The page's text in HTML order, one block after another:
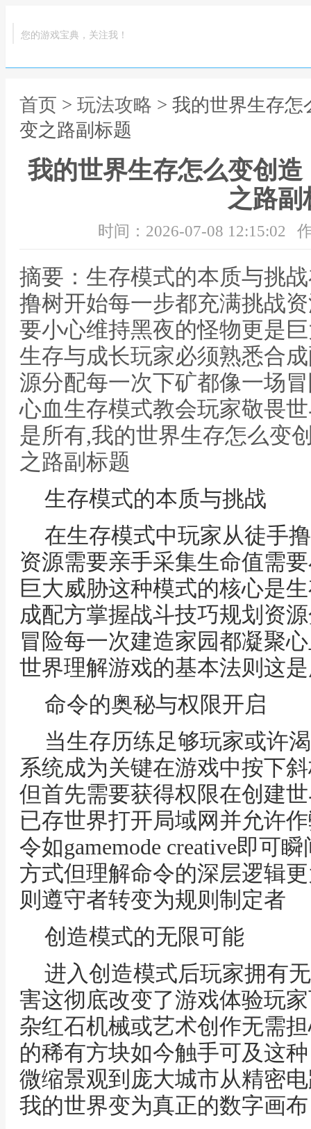
您的游戏宝典，关注我！
首页 > 玩法攻略 > 我的世界生存
变之路副标题
我的世界生存怎么变创
之路副
时间：2026-07-08 12:15:02
摘要：生存模式的本质与挑
撸树开始每一步都充满挑战
要小心维持黑夜的怪物更是
生存与成长玩家必须熟悉合
源分配每一次下矿都像一场
心血生存模式教会玩家敬畏
是所有,我的世界生存怎么变
之路副标题
生存模式的本质与挑战
在生存模式中玩家从徒手
资源需要亲手采集生命值需
巨大威胁这种模式的核心是
成配方掌握战斗技巧规划资
冒险每一次建造家园都凝聚
世界理解游戏的基本法则这
命令的奥秘与权限开启
当生存历练足够玩家或许
系统成为关键在游戏中按下
但首先需要获得权限在创建
已存世界打开局域网并允许
令如gamemode creative即可
方式但理解命令的深层逻辑
则遵守者转变为规则制定者
创造模式的无限可能
进入创造模式后玩家拥有
害这彻底改变了游戏体验玩
杂红石机械或艺术创作无需
的稀有方块如今触手可及这
微缩景观到庞大城市从精密
我的世界变为真正的数字画布